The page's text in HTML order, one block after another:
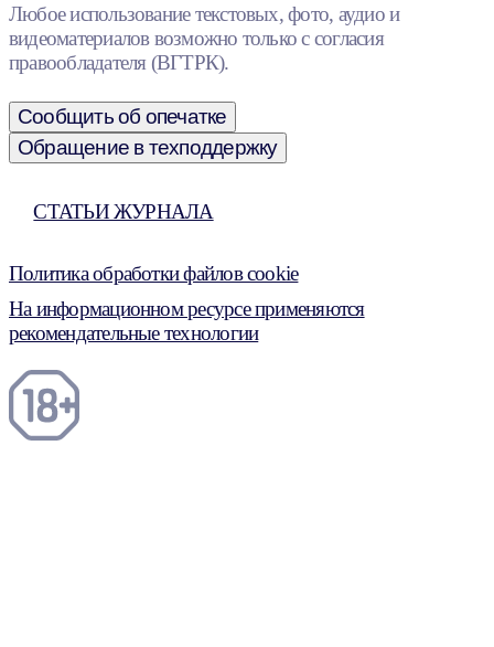
Любое использование текстовых, фото, аудио и
видеоматериалов возможно только с согласия
правообладателя (ВГТРК).
Сообщить об опечатке
Обращение в техподдержку
СТАТЬИ ЖУРНАЛА
Политика обработки файлов cookie
На информационном ресурсе применяются
рекомендательные технологии